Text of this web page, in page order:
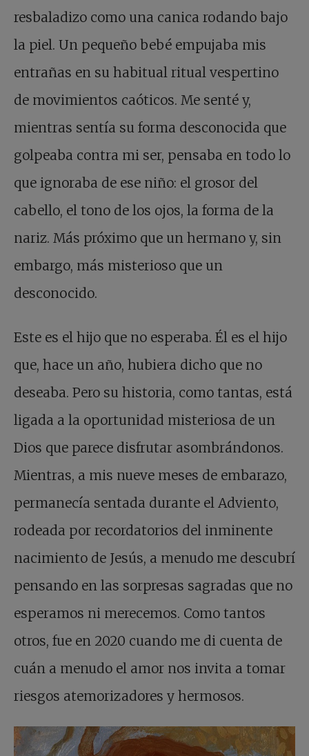
resbaladizo como una canica rodando bajo
la piel. Un pequeño bebé empujaba mis
entrañas en su habitual ritual vespertino
de movimientos caóticos. Me senté y,
mientras sentía su forma desconocida que
golpeaba contra mi ser, pensaba en todo lo
que ignoraba de ese niño: el grosor del
cabello, el tono de los ojos, la forma de la
nariz. Más próximo que un hermano y, sin
embargo, más misterioso que un
desconocido.
Este es el hijo que no esperaba. Él es el hijo
que, hace un año, hubiera dicho que no
deseaba. Pero su historia, como tantas, está
ligada a la oportunidad misteriosa de un
Dios que parece disfrutar asombrándonos.
Mientras, a mis nueve meses de embarazo,
permanecía sentada durante el Adviento,
rodeada por recordatorios del inminente
nacimiento de Jesús, a menudo me descubrí
pensando en las sorpresas sagradas que no
esperamos ni merecemos. Como tantos
otros, fue en 2020 cuando me di cuenta de
cuán a menudo el amor nos invita a tomar
riesgos atemorizadores y hermosos.